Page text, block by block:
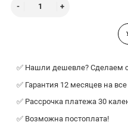
✅ Нашли дешевле? Сделаем
✅ Гарантия 12 месяцев на
✅ Рассрочка платежа 30
✅ Возможна постоплата!